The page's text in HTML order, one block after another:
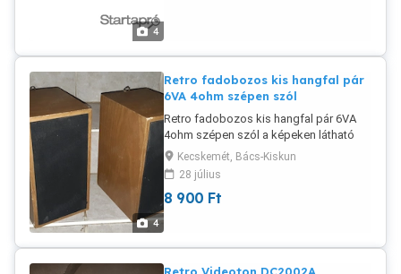
4
4
Retro fadobozos kis hangfal pár
6VA 4ohm szépen szól
Retro fadobozos kis hangfal pár 6VA
4ohm szépen szól a képeken látható
állapotban eladó. Mag.: 31cm Szél.:
16cm Mély.:21cm
Kecskemét, Bács-Kiskun
28 július
8 900 Ft